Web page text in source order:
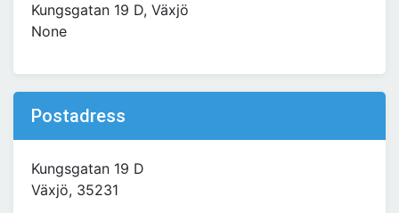
Kungsgatan 19 D, Växjö
None
Postadress
Kungsgatan 19 D
Växjö, 35231